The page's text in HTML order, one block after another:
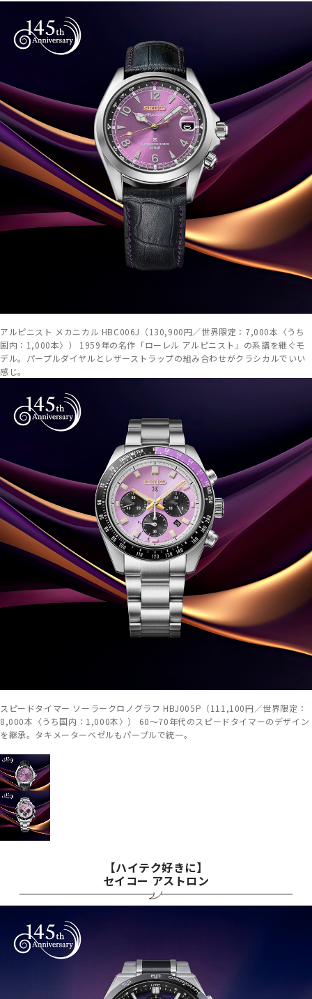
アルピニスト メカニカル HBC006J（130,900円／世界限定：7,000本〈うち
国内：1,000本〉） 1959年の名作「ローレル アルピニスト」の系譜を継ぐモ
デル。パープルダイヤルとレザーストラップの組み合わせがクラシカルでいい
感じ。
スピードタイマー ソーラークロノグラフ HBJ005P（111,100円／世界限定：
8,000本〈うち国内：1,000本〉） 60～70年代のスピードタイマーのデザイン
を継承。タキメーターベゼルもパープルで統一。
【ハイテク好きに】
セイコー アストロン